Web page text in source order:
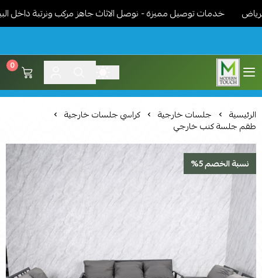
خدمات توصيل مميزة - نوصل الاثاث جاهز مركب ونرتبة داخل
اثاث مودرن لمسة عصرية
0
الرئيسية جلسات خارجية كراسي جلسات خارجية
طقم جلسة كنب خارجي
نسبة الخصم 5%